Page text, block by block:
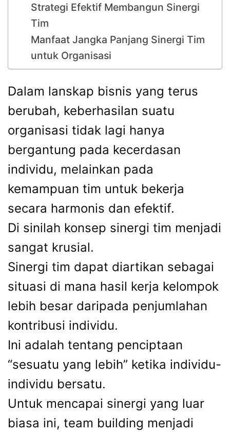
Strategi Efektif Membangun Sinergi
Tim
Manfaat Jangka Panjang Sinergi Tim
untuk Organisasi
Dalam lanskap bisnis yang terus
berubah, keberhasilan suatu
organisasi tidak lagi hanya
bergantung pada kecerdasan
individu, melainkan pada
kemampuan tim untuk bekerja
secara harmonis dan efektif.
Di sinilah konsep sinergi tim menjadi
sangat krusial.
Sinergi tim dapat diartikan sebagai
situasi di mana hasil kerja kelompok
lebih besar daripada penjumlahan
kontribusi individu.
Ini adalah tentang penciptaan
“sesuatu yang lebih” ketika individu-
individu bersatu.
Untuk mencapai sinergi yang luar
biasa ini, team building menjadi